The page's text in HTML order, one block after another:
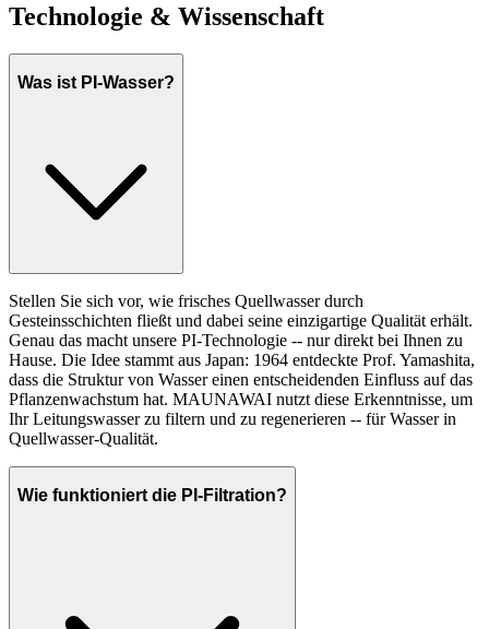
Technologie & Wissenschaft
Was ist PI-Wasser?
Stellen Sie sich vor, wie frisches Quellwasser durch
Gesteinsschichten fließt und dabei seine einzigartige Qualität erhält.
Genau das macht unsere PI-Technologie -- nur direkt bei Ihnen zu
Hause. Die Idee stammt aus Japan: 1964 entdeckte Prof. Yamashita,
dass die Struktur von Wasser einen entscheidenden Einfluss auf das
Pflanzenwachstum hat. MAUNAWAI nutzt diese Erkenntnisse, um
Ihr Leitungswasser zu filtern und zu regenerieren -- für Wasser in
Quellwasser-Qualität.
Wie funktioniert die PI-Filtration?